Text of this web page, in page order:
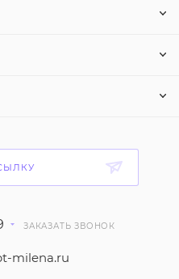
ЗАКАЗАТЬ ЗВОНОК
milena.ru